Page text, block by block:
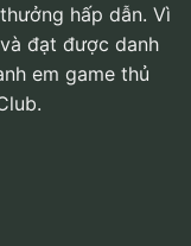
hấp dẫn. Vì
đạt được danh
em game thủ